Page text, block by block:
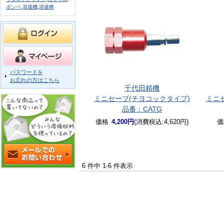
ボンベ 溶接機 溶接棒
パスワードを
お忘れの方はこちら
千代田精機
ミニセーブ(チヨコックタイプ)
品番：CATG
価格 4,200円(消費税込:4,620円)
ミニ
6 件中 1-6 件表示